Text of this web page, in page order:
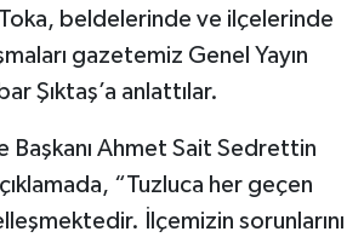
Toka, beldelerinde ve ilçelerinde
gazetemiz Genel Yayın
Şıktaş’a anlattılar.
Başkanı Ahmet Sait Sedrettin
“Tuzluca her geçen
İlçemizin sorunlarını